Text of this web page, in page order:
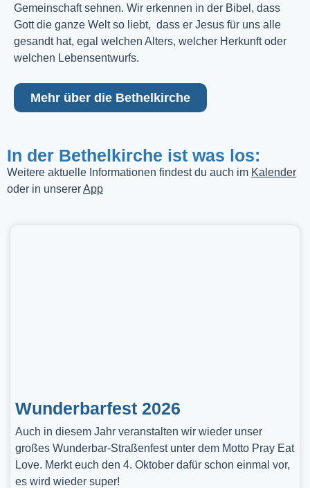
Gemeinschaft sehnen. Wir erkennen in der Bibel, dass
Gott die ganze Welt so liebt, dass er Jesus für uns alle
gesandt hat, egal welchen Alters, welcher Herkunft oder
welchen Lebensentwurfs.
Mehr über die Bethelkirche
In der Bethelkirche ist was los:
Weitere aktuelle Informationen findest du auch im Kalender
oder in unsererApp
Wunderbarfest 2026
Auch in diesem Jahr veranstalten wir wieder unser
großes Wunderbar-Straßenfest unter dem Motto Pray Eat
Love. Merkt euch den 4. Oktober dafür schon einmal vor,
es wird wieder super!